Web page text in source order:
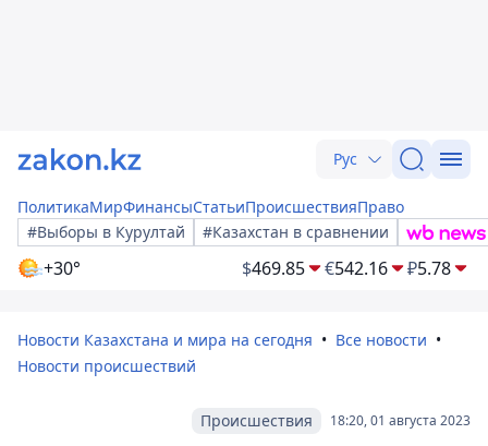
Рус
ПолитикаМирФинансыСтатьиПроисшествияПраво
#Выборы в Курултай
#Казахстан в сравнении
+30° $469.85 €542.16 ₽5.78
Новости Казахстана и мира на сегодня
Все новости
Новости происшествий
18:20, 01 августа 2023
Происшествия